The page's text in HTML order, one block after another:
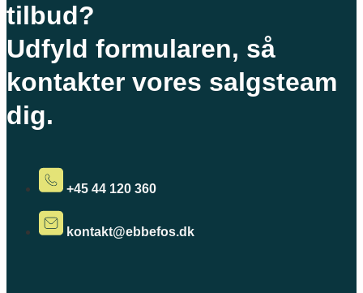
tilbud?
Udfyld formularen, så
kontakter vores salgsteam
dig.
+45 44 120 360
kontakt@ebbefos.dk